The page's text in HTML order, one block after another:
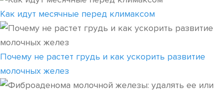
Как идут месячные перед климаксом
Почему не растет грудь и как ускорить развитие
молочных желез